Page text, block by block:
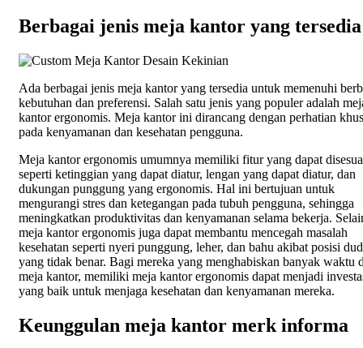
Berbagai jenis meja kantor yang tersedia
Ada berbagai jenis meja kantor yang tersedia untuk memenuhi
kebutuhan dan preferensi. Salah satu jenis yang populer adalah
kantor ergonomis. Meja kantor ini dirancang dengan perhatian
pada kenyamanan dan kesehatan pengguna.
Meja kantor ergonomis umumnya memiliki fitur yang dapat
seperti ketinggian yang dapat diatur, lengan yang dapat diatur, dan
dukungan punggung yang ergonomis. Hal ini bertujuan untuk
mengurangi stres dan ketegangan pada tubuh pengguna, sehingga
meningkatkan produktivitas dan kenyamanan selama bekerja.
meja kantor ergonomis juga dapat membantu mencegah masalah
kesehatan seperti nyeri punggung, leher, dan bahu akibat posisi
yang tidak benar. Bagi mereka yang menghabiskan banyak waktu
meja kantor, memiliki meja kantor ergonomis dapat menjadi
yang baik untuk menjaga kesehatan dan kenyamanan mereka.
Keunggulan meja kantor merk informa